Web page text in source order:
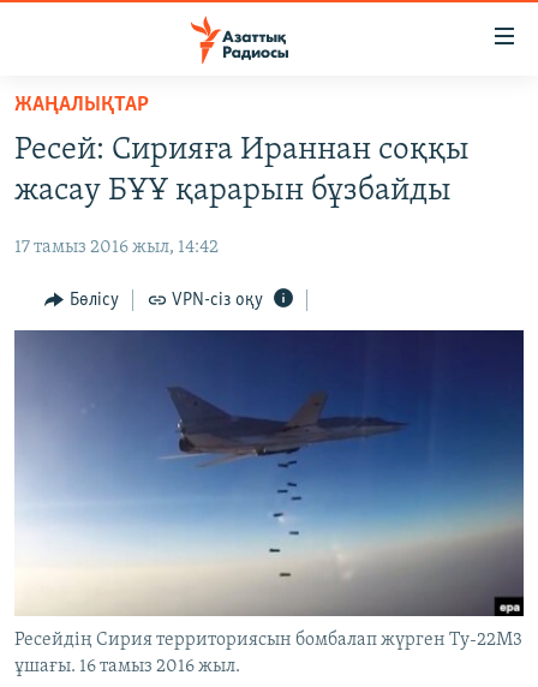
Skip
main
content
to
Navigation
Skip
AZATTYQTV
ҚАҢТАР ОҚИҒАСЫ
АДАМ ҚҰҚЫҚТАРЫ
АРНАЙЫ ЖОБАЛАР
Басқа тілдерде
ЖАҢАЛЫҚТАР
Ресей: Сирияға Ираннан соққы
жасау БҰҰ қарарын бұзбайды
17 тамыз 2016 жыл, 14:42
Бөлісу VPN-сіз оқу
Ресейдің Сирия территориясын бомбалап жүрген Ту-22М3
ұшағы. 16 тамыз 2016 жыл.